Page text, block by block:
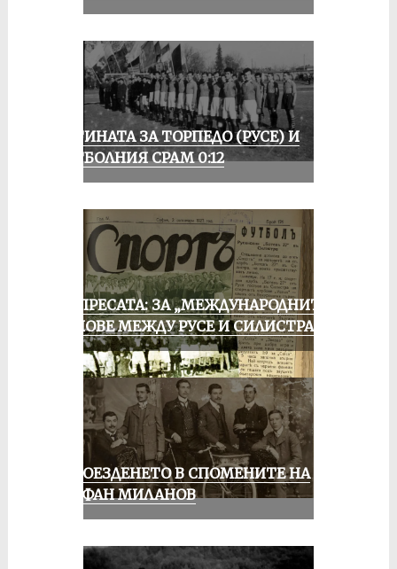
ИСТИНАТА ЗА ТОРПЕДО (РУСЕ) И
ФУТБОЛНИЯ СРАМ 0:12
ОТ ПРЕСАТА: ЗА „МЕЖДУНАРОДНИТЕ“
МАЧОВЕ МЕЖДУ РУСЕ И СИЛИСТРА
КОЛОЕЗДЕНЕТО В СПОМЕНИТЕ НА
СТЕФАН МИЛАНОВ